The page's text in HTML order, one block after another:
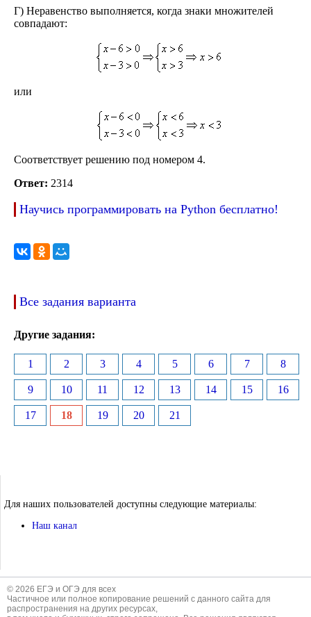
Г) Неравенство выполняется, когда знаки множителей
совпадают:
или
Соответствует решению под номером 4.
Ответ: 2314
Научись программировать на Python бесплатно!
Все задания варианта
Другие задания:
1 2 3 4 5 6 7 8
9 10 11 12 13 14 15 16
17 18 19 20 21
Для наших пользователей доступны следующие материалы:
Наш канал
© 2026 ЕГЭ и ОГЭ для всех
Частичное или полное копирование решений с данного сайта для
распространения на других ресурсах,